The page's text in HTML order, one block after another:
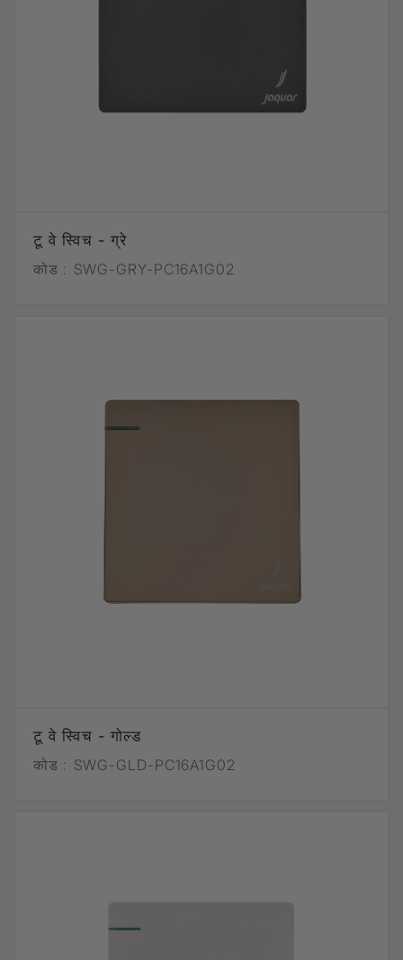
टू वे स्विच - ग्रे
कोड : SWG-GRY-PC16A1G02
टू वे स्विच - गोल्ड
कोड : SWG-GLD-PC16A1G02